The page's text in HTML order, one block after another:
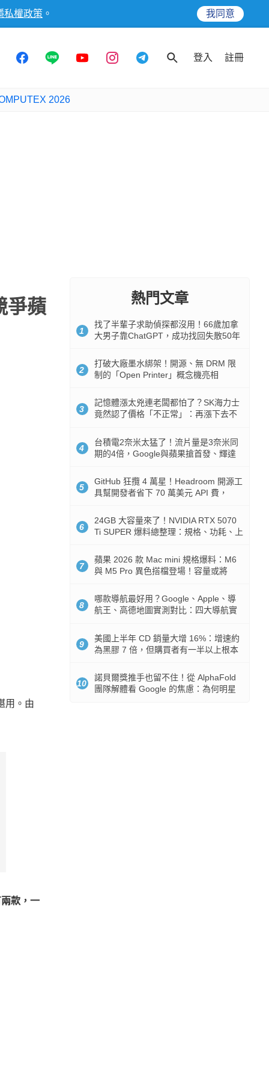
私權政策 。 我同意
登入 註冊
2026
爭蘋
用。由
款，一
熱門文章
1
找了半輩子求助偵探都沒用！66歲加拿
大男子靠ChatGPT，成功找回失散50年
2
打破大廠墨水綁架！開源、無 DRM 限
制的「Open Printer」概念機亮相
3
記憶體漲太兇連老闆都怕了？SK海力士
竟然認了價格「不正常」：再漲下去不
4
台積電2奈米太猛了！流片量是3奈米同
期的4倍，Google與蘋果搶首發、輝達
5
GitHub 狂攬 4 萬星！Headroom 開源工
具幫開發者省下 70 萬美元 API 費，
6
24GB 大容量來了！NVIDIA RTX 5070
Ti SUPER 爆料總整理：規格、功耗、上
7
蘋果 2026 款 Mac mini 規格爆料：M6
與 M5 Pro 異色搭檔登場！容量或將
8
哪款導航最好用？Google、Apple、導
航王、高德地圖實測對比：四大導航實
9
美國上半年 CD 銷量大增 16%：增速約
為黑膠 7 倍，但購買者有一半以上根本
10
諾貝爾獎推手也留不住！從 AlphaFold
團隊解體看 Google 的焦慮：為何明星